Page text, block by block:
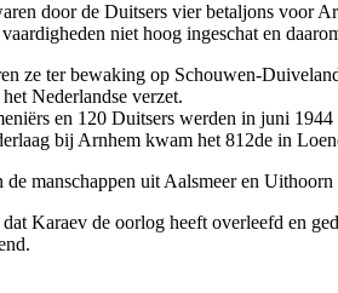
door de Duitsers vier betaljons voor
niet hoog ingeschat en
ze ter bewaking op Schouwen-
Nederlandse verzet.
en 120 Duitsers werden in juni
bij Arnhem kwam het 812de in
manschappen uit Aalsmeer en
Karaev de oorlog heeft overleefd en